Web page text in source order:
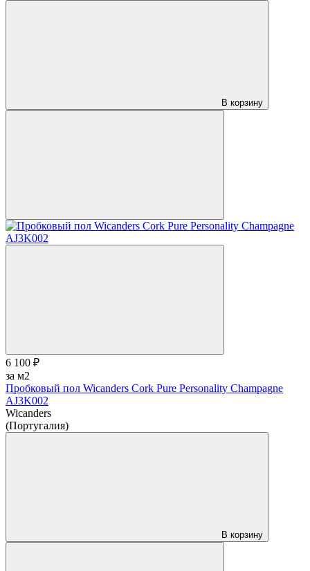
В корзину
6 100 ₽
за м2
Пробковый пол Wicanders Cork Pure Personality Champagne
AJ3K002
Wicanders
(Португалия)
В корзину